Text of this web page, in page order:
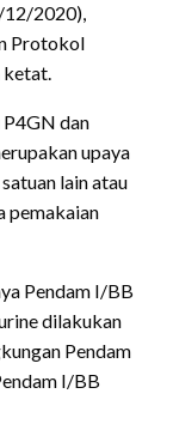
12/2020),
Protokol
ketat.
dan
upaya
lain atau
pemakaian
Pendam I/BB
dilakukan
Pendam
I/BB